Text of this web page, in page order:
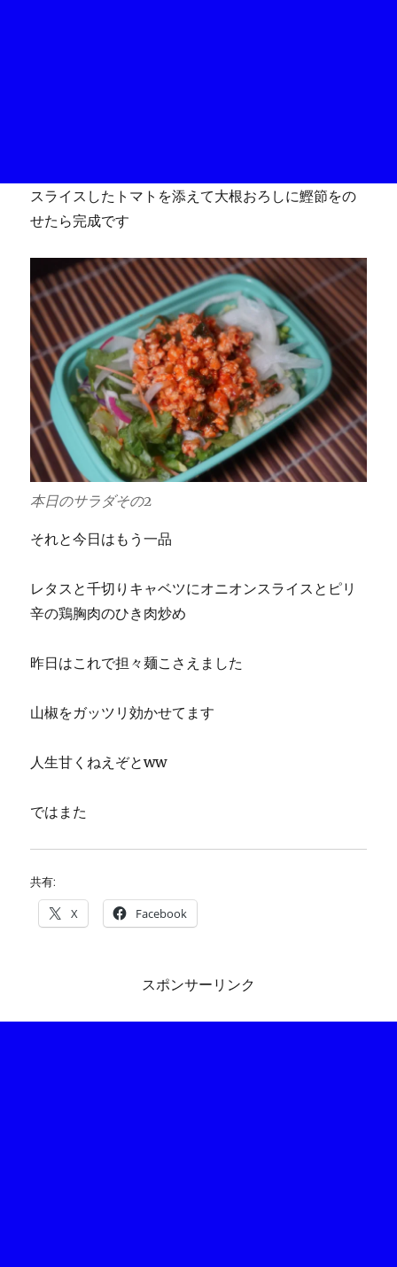
スライスしたトマトを添えて大根おろしに鰹節をの
せたら完成です
本日のサラダその2
それと今日はもう一品
レタスと千切りキャベツにオニオンスライスとピリ
辛の鶏胸肉のひき肉炒め
昨日はこれで担々麺こさえました
山椒をガッツリ効かせてます
人生甘くねえぞとww
ではまた
共有:
X Facebook
スポンサーリンク